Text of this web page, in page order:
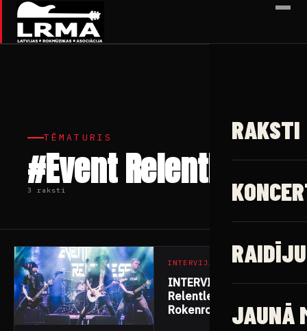
✕
RAKSTI
JAUNĀ
TĒMATURIS
#Event Relentless
3 raksti
INTERVIJAS
INTERVIJA ar “Event
Relentless”:
Rokenrols pamazām
izlaiž garu, bet